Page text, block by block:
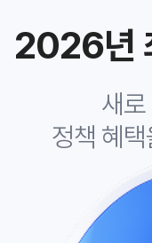
2026년
새
정책 혜